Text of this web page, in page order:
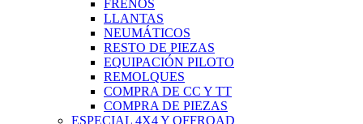
FRENOS
LLANTAS
NEUMÁTICOS
RESTO DE PIEZAS
EQUIPACIÓN PILOTO
REMOLQUES
COMPRA DE CC Y TT
COMPRA DE PIEZAS
ESPECIAL 4X4 Y OFFROAD